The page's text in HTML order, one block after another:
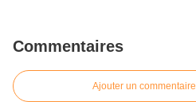
Commentaires
Ajouter un commentaire